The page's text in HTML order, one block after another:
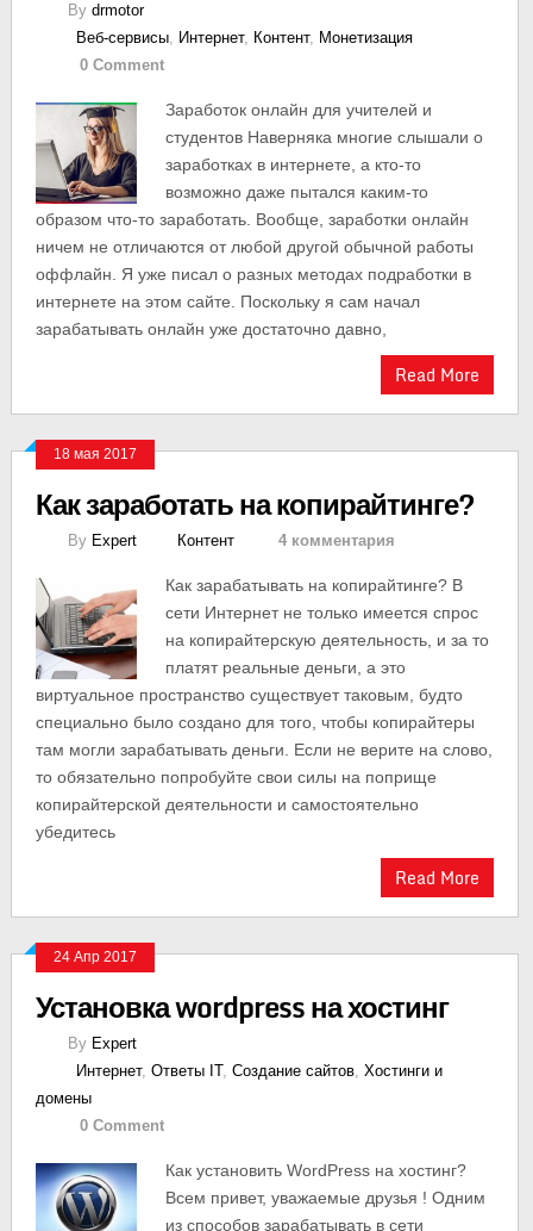
By drmotor
Веб-сервисы, Интернет, Контент, Монетизация
0 Comment
Заработок онлайн для учителей и
студентов Наверняка многие слышали о
заработках в интернете, а кто-то
возможно даже пытался каким-то
образом что-то заработать. Вообще, заработки онлайн
ничем не отличаются от любой другой обычной работы
оффлайн. Я уже писал о разных методах подработки в
интернете на этом сайте. Поскольку я сам начал
зарабатывать онлайн уже достаточно давно,
Read More
18 мая 2017
Как заработать на копирайтинге?
By Expert Контент 4 комментария
Как зарабатывать на копирайтинге? В
сети Интернет не только имеется спрос
на копирайтерскую деятельность, и за то
платят реальные деньги, а это
виртуальное пространство существует таковым, будто
специально было создано для того, чтобы копирайтеры
там могли зарабатывать деньги. Если не верите на слово,
то обязательно попробуйте свои силы на поприще
копирайтерской деятельности и самостоятельно
убедитесь
Read More
24 Апр 2017
Установка wordpress на хостинг
By Expert
Интернет, Ответы IT, Создание сайтов, Хостинги и
домены
0 Comment
Как установить WordPress на хостинг?
Всем привет, уважаемые друзья ! Одним
из способов зарабатывать в сети